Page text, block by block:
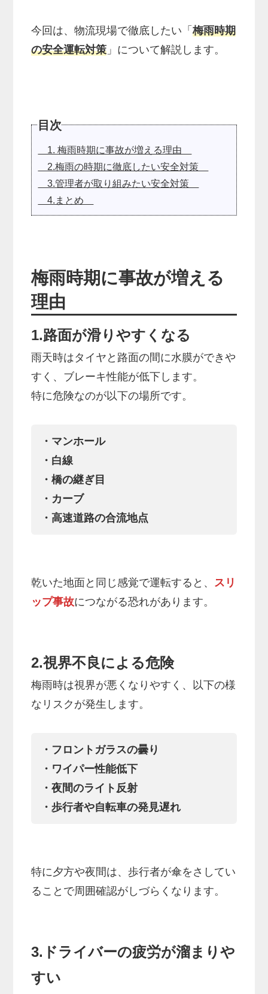
今回は、物流現場で徹底したい「梅雨時期
の安全運転対策 」について解説します。
目次
1. 梅雨時期に事故が増える理由
2.梅雨の時期に徹底したい安全対策
3.管理者が取り組みたい安全対策
4.まとめ
梅雨時期に事故が増える
理由
1.路面が滑りやすくなる
雨天時はタイヤと路面の間に水膜ができや
すく、ブレーキ性能が低下します。
特に危険なのが以下の場所です。
・マンホール
・白線
・橋の継ぎ目
・カーブ
・高速道路の合流地点
乾いた地面と同じ感覚で運転すると、 スリ
ップ事故につながる恐れがあります。
2.視界不良による危険
梅雨時は視界が悪くなりやすく、以下の様
なリスクが発生します。
・フロントガラスの曇り
・ワイパー性能低下
・夜間のライト反射
・歩行者や自転車の発見遅れ
特に夕方や夜間は、歩行者が傘をさしてい
ることで周囲確認がしづらくなります。
3.ドライバーの疲労が溜まりや
すい